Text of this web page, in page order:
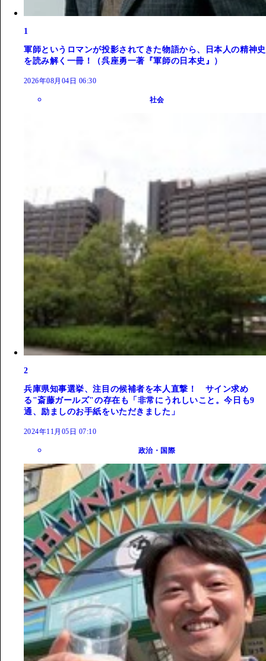
1
軍師というロマンが投影されてきた物語から、日本人の精神史
を読み解く一冊！（呉座勇一著『軍師の日本史』）
2026年08月04日 06:30
社会
2
兵庫県知事選挙、注目の候補者を本人直撃！ サイン求め
る"斎藤ガールズ"の存在も「非常にうれしいこと。今日も9
通、励ましのお手紙をいただきました」
2024年11月05日 07:10
政治・国際